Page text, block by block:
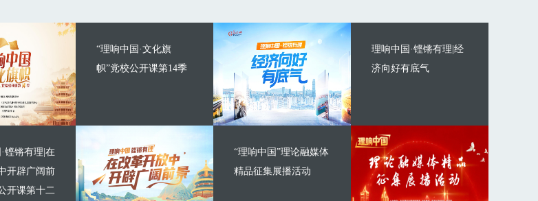
“理响中国·文化旗
帜”党校公开课第14季
铿锵有理|在
开辟广阔前
开课第十二
理响中国·铿锵有理|经
济向好有底气
“理响中国”理论融媒体
精品征集展播活动